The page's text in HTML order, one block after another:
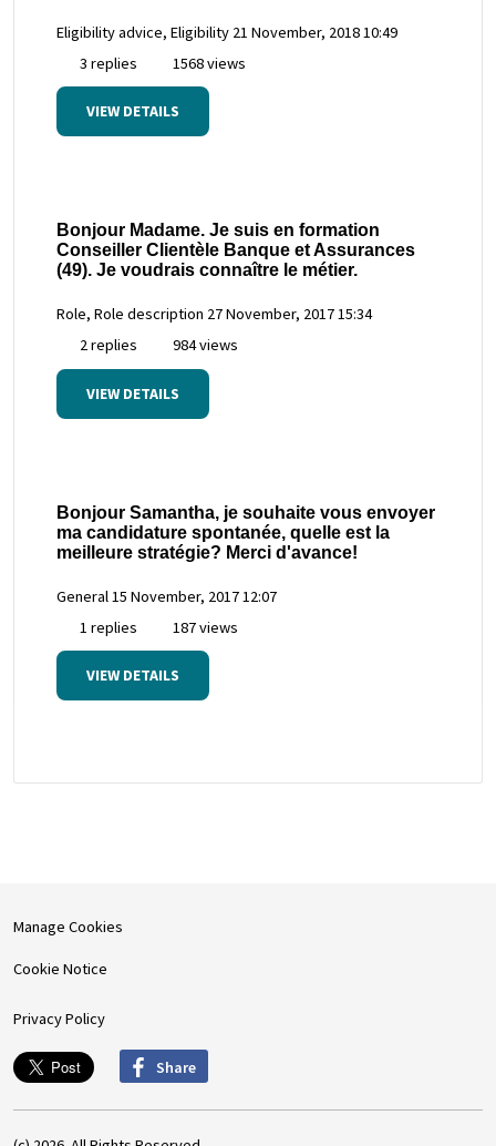
Eligibility advice, Eligibility 21 November, 2018 10:49
3 replies
1568 views
VIEW DETAILS
Bonjour Madame. Je suis en formation
Conseiller Clientèle Banque et Assurances
(49). Je voudrais connaître le métier.
Role, Role description 27 November, 2017 15:34
2 replies
984 views
VIEW DETAILS
Bonjour Samantha, je souhaite vous envoyer
ma candidature spontanée, quelle est la
meilleure stratégie? Merci d'avance!
General 15 November, 2017 12:07
1 replies
187 views
VIEW DETAILS
Manage Cookies
Cookie Notice
Privacy Policy
Share